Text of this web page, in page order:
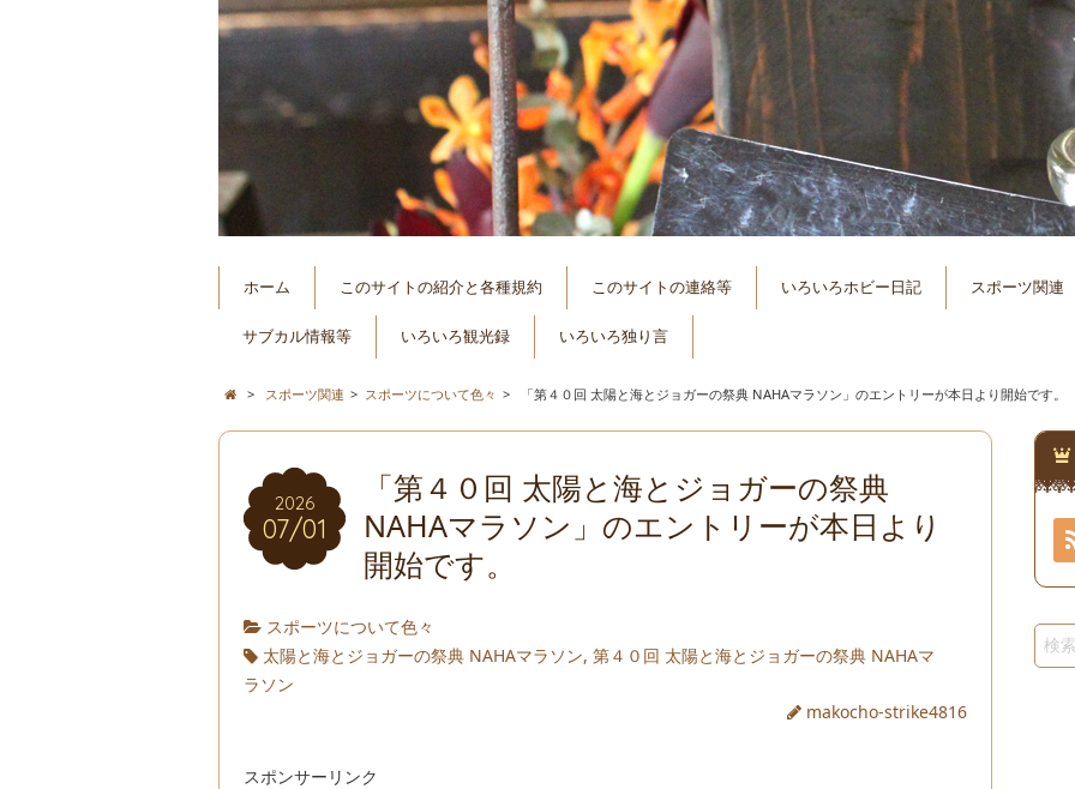
ホーム このサイトの紹介と各種規約 このサイトの連絡等 いろいろホビー日記 スポーツ関連
サブカル情報等 いろいろ観光録 いろいろ独り言
> スポーツ関連 > スポーツについて色々 > 「第４０回 太陽と海とジョガーの祭典 NAHAマラソン」のエントリーが本日より開始です。
2026
07/01
「第４０回 太陽と海とジョガーの祭典
NAHAマラソン」のエントリーが本日より
開始です。
スポーツについて色々
太陽と海とジョガーの祭典 NAHAマラソン,第４０回 太陽と海とジョガーの祭典 NAHAマ
ラソン
makocho-strike4816
スポンサーリンク